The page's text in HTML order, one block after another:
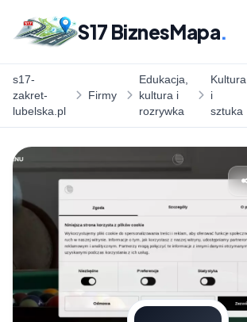
S17 BiznesMapa.
s17-
zakret-
lubelska.pl
Firmy
Edukacja,
kultura i
rozrywka
Kultura
i
sztuka